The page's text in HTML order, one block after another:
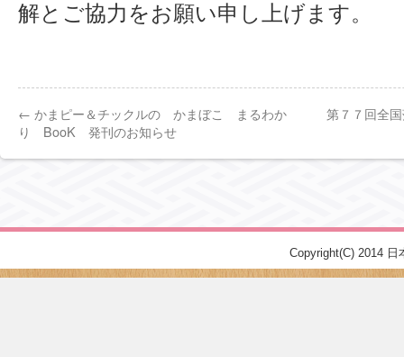
解とご協力をお願い申し上げます。
← かまピー＆チックルの かまぼこ まるわか
り BooK 発刊のお知らせ
第７７回全
Copyright(C) 2014